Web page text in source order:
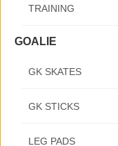
TRAINING
GOALIE
GK SKATES
GK STICKS
LEG PADS